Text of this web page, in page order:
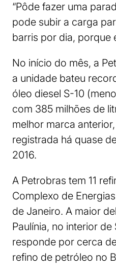
“Pôde fazer uma
pode subir a carga
barris por dia, porque
No início do mês, a
a unidade bateu
óleo diesel S-10
com 385 milhões de
melhor marca
registrada há quase
2016.
A Petrobras tem 11
Complexo de
de Janeiro. A maior
Paulínia, no interior de
responde por cerca
refino de petróleo no